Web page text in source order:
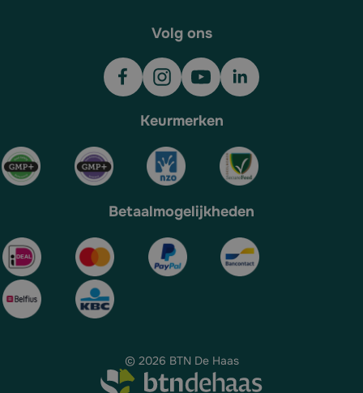
Volg ons
Keurmerken
Betaalmogelijkheden
© 2026 BTN De Haas